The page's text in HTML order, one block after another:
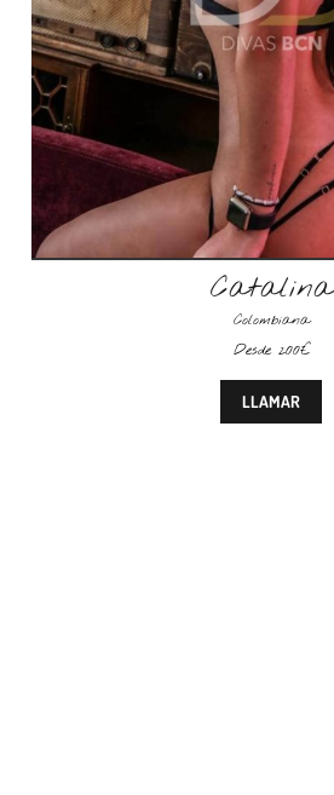
Catalina
Colombiana
Desde 200€
LLAMAR